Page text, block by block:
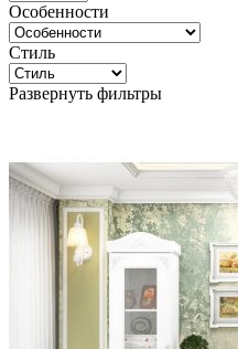
Особенности
Стиль
Развернуть фильтры